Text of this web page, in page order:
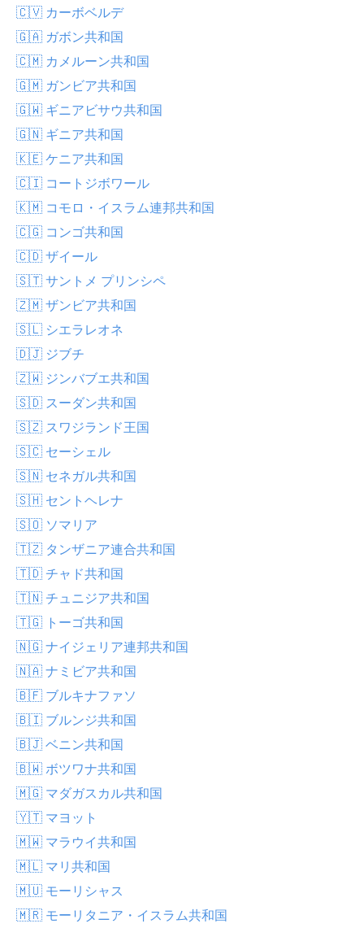
🇨🇻 カーボベルデ
🇬🇦 ガボン共和国
🇨🇲 カメルーン共和国
🇬🇲 ガンビア共和国
🇬🇼 ギニアビサウ共和国
🇬🇳 ギニア共和国
🇰🇪 ケニア共和国
🇨🇮 コートジボワール
🇰🇲 コモロ・イスラム連邦共和国
🇨🇬 コンゴ共和国
🇨🇩 ザイール
🇸🇹 サントメ プリンシペ
🇿🇲 ザンビア共和国
🇸🇱 シエラレオネ
🇩🇯 ジブチ
🇿🇼 ジンバブエ共和国
🇸🇩 スーダン共和国
🇸🇿 スワジランド王国
🇸🇨 セーシェル
🇸🇳 セネガル共和国
🇸🇭 セントヘレナ
🇸🇴 ソマリア
🇹🇿 タンザニア連合共和国
🇹🇩 チャド共和国
🇹🇳 チュニジア共和国
🇹🇬 トーゴ共和国
🇳🇬 ナイジェリア連邦共和国
🇳🇦 ナミビア共和国
🇧🇫 ブルキナファソ
🇧🇮 ブルンジ共和国
🇧🇯 ベニン共和国
🇧🇼 ボツワナ共和国
🇲🇬 マダガスカル共和国
🇾🇹 マヨット
🇲🇼 マラウイ共和国
🇲🇱 マリ共和国
🇲🇺 モーリシャス
🇲🇷 モーリタニア・イスラム共和国